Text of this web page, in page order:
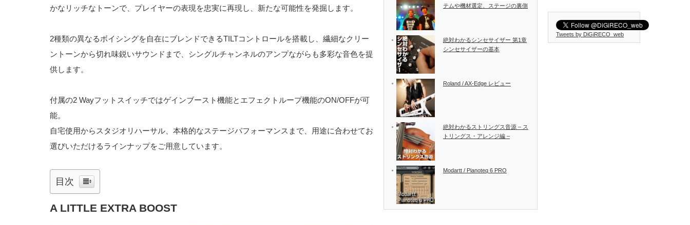
かなリッチなトーンで、プレイヤーの表現を忠実に再現し、新たな可能性を発掘します。
2種類の異なるボイシングを自在にブレンドできるTILTコントロールを搭載し、繊細なクリー
ントーンから切れ味鋭いサウンドまで、シングルチャンネルのアンプながらも多彩な音色を提
供します。
付属の2 Wayフットスイッチではゲインブースト機能とエフェクトループ機能のON/OFFが可
能。
自宅使用からスタジオリハーサル、本格的なステージパフォーマンスまで、用途に合わせてお
選びいただけるラインナップをご用意しています。
目次
A LITTLE EXTRA BOOST
テムや機材選定、ステージの裏側
絶対わかるシンセサイザー 第1章
シンセサイザーの基本
Roland / AX-Edge レビュー
絶対わかるストリングス音源 – ス
トリングス・アレンジ編 –
Modartt / Pianoteq 6 PRO
Tweets by DiGiRECO_web